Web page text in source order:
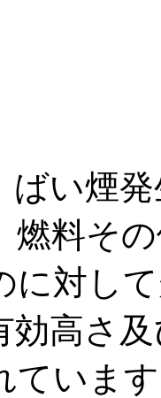
ばい煙
燃料そ
に対し
効高さ
ていま